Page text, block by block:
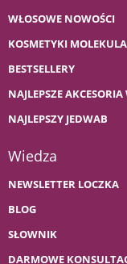
WŁOSOWE NOWOŚCI
KOSMETYKI
BESTSELLERY
NAJLEPSZE
NAJLEPSZY JEDWAB
Wiedza
NEWSLETTER LOCZKA
BLOG
SŁOWNIK
DARMOWE